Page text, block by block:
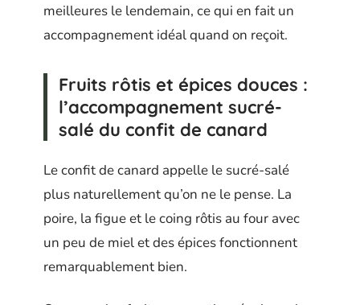
meilleures le lendemain, ce qui en fait un
accompagnement idéal quand on reçoit.
Fruits rôtis et épices douces :
l’accompagnement sucré-
salé du confit de canard
Le confit de canard appelle le sucré-salé
plus naturellement qu’on ne le pense. La
poire, la figue et le coing rôtis au four avec
un peu de miel et des épices fonctionnent
remarquablement bien.